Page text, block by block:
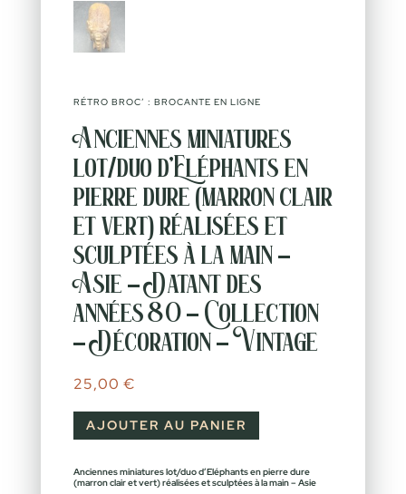
RÉTRO BROC’ : BROCANTE EN LIGNE
Anciennes miniatures
lot/duo d’Eléphants en
pierre dure (marron clair
et vert) réalisées et
sculptées à la main –
Asie – Datant des
années 80 – Collection
– Décoration – Vintage
25,00 €
AJOUTER AU PANIER
Anciennes miniatures lot/duo d’Eléphants en pierre dure
(marron clair et vert) réalisées et sculptées à la main – Asie